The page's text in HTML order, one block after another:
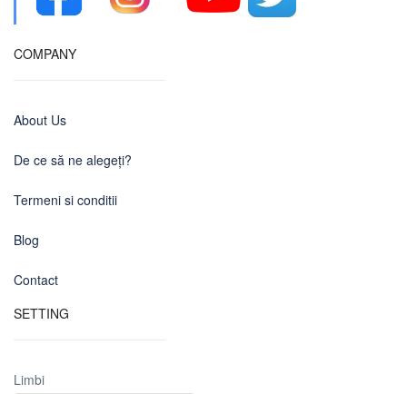
COMPANY
About Us
De ce să ne alegeți?
Termeni si conditii
Blog
Contact
SETTING
Limbi